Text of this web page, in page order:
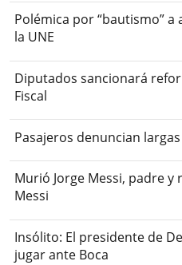
Polémica por “bautismo”
la UNE
Diputados sancionará
Fiscal
Pasajeros denuncian
Murió Jorge Messi, padre
Messi
Insólito: El presidente de
jugar ante Boca